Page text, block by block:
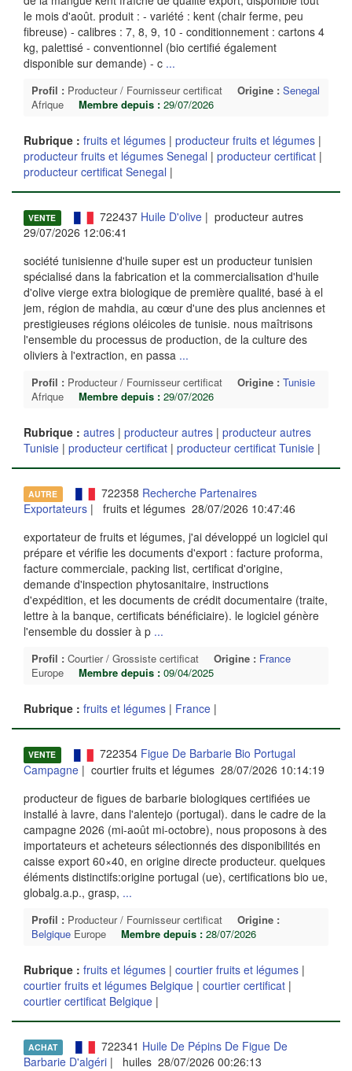
le mois d'août. produit : - variété : kent (chair ferme, peu
fibreuse) - calibres : 7, 8, 9, 10 - conditionnement : cartons 4
kg, palettisé - conventionnel (bio certifié également
disponible sur demande) - c ...
Profil : Producteur / Fournisseur certificat Origine : Senegal
Afrique
Membre depuis : 29/07/2026
Rubrique : fruits et légumes | producteur fruits et légumes |
producteur fruits et légumes Senegal | producteur certificat |
producteur certificat Senegal |
VENTE 722437 Huile D'olive| producteur autres
29/07/2026 12:06:41
société tunisienne d'huile super est un producteur tunisien
spécialisé dans la fabrication et la commercialisation d'huile
d'olive vierge extra biologique de première qualité, basé à el
jem, région de mahdia, au cœur d'une des plus anciennes et
prestigieuses régions oléicoles de tunisie. nous maîtrisons
l'ensemble du processus de production, de la culture des
oliviers à l'extraction, en passa ...
Profil : Producteur / Fournisseur certificat Origine : Tunisie
Afrique
Membre depuis : 29/07/2026
Rubrique : autres | producteur autres | producteur autres
Tunisie | producteur certificat | producteur certificat Tunisie |
AUTRE 722358 Recherche Partenaires
Exportateurs | fruits et légumes 28/07/2026 10:47:46
exportateur de fruits et légumes, j'ai développé un logiciel qui
prépare et vérifie les documents d'export : facture proforma,
facture commerciale, packing list, certificat d'origine,
demande d'inspection phytosanitaire, instructions
d'expédition, et les documents de crédit documentaire (traite,
lettre à la banque, certificats bénéficiaire). le logiciel génère
l'ensemble du dossier à p ...
Profil : Courtier / Grossiste certificat Origine : France
Europe
Membre depuis : 09/04/2025
Rubrique : fruits et légumes | France |
VENTE 722354 Figue De Barbarie Bio Portugal
Campagne | courtier fruits et légumes 28/07/2026 10:14:19
producteur de figues de barbarie biologiques certifiées ue
installé à lavre, dans l'alentejo (portugal). dans le cadre de la
campagne 2026 (mi-août mi-octobre), nous proposons à des
importateurs et acheteurs sélectionnés des disponibilités en
caisse export 60×40, en origine directe producteur. quelques
éléments distinctifs:origine portugal (ue), certifications bio ue,
globalg.a.p., grasp, ...
Profil : Producteur / Fournisseur certificat
Origine :
Belgique Europe Membre depuis : 28/07/2026
Rubrique : fruits et légumes | courtier fruits et légumes |
courtier fruits et légumes Belgique | courtier certificat |
courtier certificat Belgique |
ACHAT 722341 Huile De Pépins De Figue De
Barbarie D'algéri | huiles 28/07/2026 00:26:13